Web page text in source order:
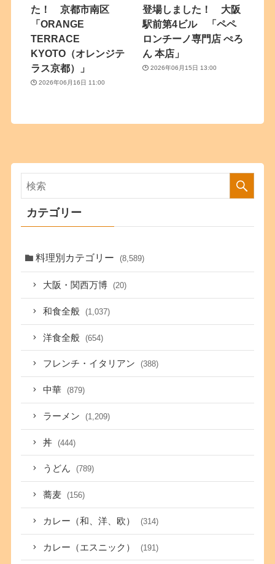
た！ 京都市南区
「ORANGE
TERRACE
KYOTO（オレンジテ
ラス京都）」
2026年06月16日 11:00
登場しました！ 大阪
駅前第4ビル 「ペペ
ロンチーノ専門店 ぺろ
ん 本店」
2026年06月15日 13:00
カテゴリー
料理別カテゴリー (8,589)
大阪・関西万博 (20)
和食全般 (1,037)
洋食全般 (654)
フレンチ・イタリアン (388)
中華 (879)
ラーメン (1,209)
丼 (444)
うどん (789)
蕎麦 (156)
カレー（和、洋、欧） (314)
カレー（エスニック） (191)